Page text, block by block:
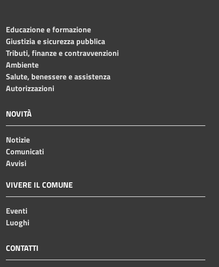
Educazione e formazione
Giustizia e sicurezza pubblica
Tributi, finanze e contravvenzioni
Ambiente
Salute, benessere e assistenza
Autorizzazioni
NOVITÀ
Notizie
Comunicati
Avvisi
VIVERE IL COMUNE
Eventi
Luoghi
CONTATTI